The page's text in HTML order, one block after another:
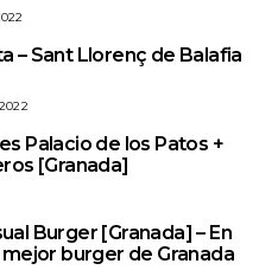
– Sant Llorenç de Balafia
Palacio de los Patos +
[Granada]
Burger [Granada] – En
burger de Granada